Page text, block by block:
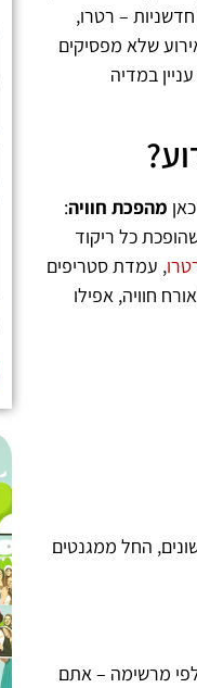
– רטרו,
שלא מפסיקים
במדיה
מהפכת חוויה:
כל ריקוד
, עמדת סטריפים
חוויה, אפילו
החל ממגנטים
מרשימה – אתם